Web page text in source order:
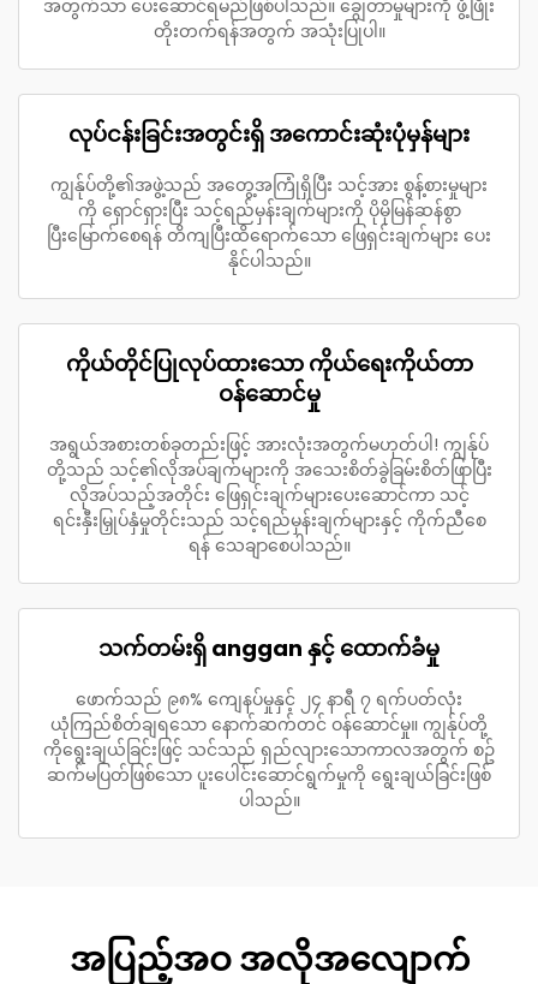
အတွက်သာ ပေးဆောင်ရမည်ဖြစ်ပါသည်။ ချွေတာမှုများကို ဖွံ့ဖြိုး
တိုးတက်ရန်အတွက် အသုံးပြုပါ။
လုပ်ငန်းခြင်းအတွင်းရှိ အကောင်းဆုံးပုံမှန်များ
ကျွန်ုပ်တို့၏အဖွဲ့သည် အတွေ့အကြုံရှိပြီး သင့်အား စွန့်စားမှုများ
ကို ရှောင်ရှားပြီး သင့်ရည်မှန်းချက်များကို ပိုမိုမြန်ဆန်စွာ
ပြီးမြောက်စေရန် တိကျပြီးထိရောက်သော ဖြေရှင်းချက်များ ပေး
နိုင်ပါသည်။
ကိုယ်တိုင်ပြုလုပ်ထားသော ကိုယ်ရေးကိုယ်တာ
ဝန်ဆောင်မှု
အရွယ်အစားတစ်ခုတည်းဖြင့် အားလုံးအတွက်မဟုတ်ပါ! ကျွန်ုပ်
တို့သည် သင့်၏လိုအပ်ချက်များကို အသေးစိတ်ခွဲခြမ်းစိတ်ဖြာပြီး
လိုအပ်သည့်အတိုင်း ဖြေရှင်းချက်များပေးဆောင်ကာ သင့်
ရင်းနှီးမြှုပ်နှံမှုတိုင်းသည် သင့်ရည်မှန်းချက်များနှင့် ကိုက်ညီစေ
ရန် သေချာစေပါသည်။
သက်တမ်းရှိ anggan နှင့် ထောက်ခံမှု
ဖောက်သည် ၉၈% ကျေနပ်မှုနှင့် ၂၄ နာရီ ၇ ရက်ပတ်လုံး
ယုံကြည်စိတ်ချရသော နောက်ဆက်တင် ဝန်ဆောင်မှု။ ကျွန်ုပ်တို့
ကိုရွေးချယ်ခြင်းဖြင့် သင်သည် ရှည်လျားသောကာလအတွက် စဥ်
ဆက်မပြတ်ဖြစ်သော ပူးပေါင်းဆောင်ရွက်မှုကို ရွေးချယ်ခြင်းဖြစ်
ပါသည်။
အပြည့်အဝ အလိုအလျောက်